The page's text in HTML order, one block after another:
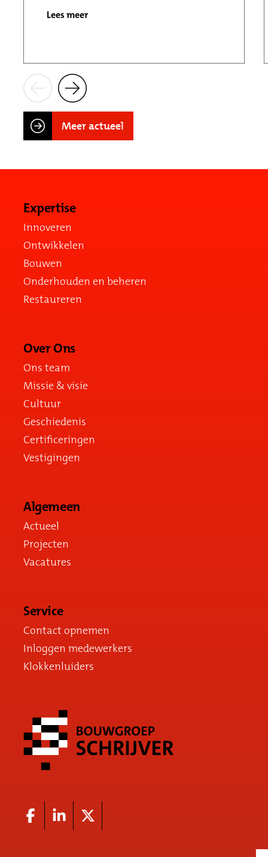
Lees meer
Meer actueel
Expertise
Innoveren
Ontwikkelen
Bouwen
Onderhouden en beheren
Restaureren
Over Ons
Ons team
Missie & visie
Cultuur
Geschiedenis
Certificeringen
Vestigingen
Algemeen
Actueel
Projecten
Vacatures
Service
Contact opnemen
Inloggen medewerkers
Klokkenluiders